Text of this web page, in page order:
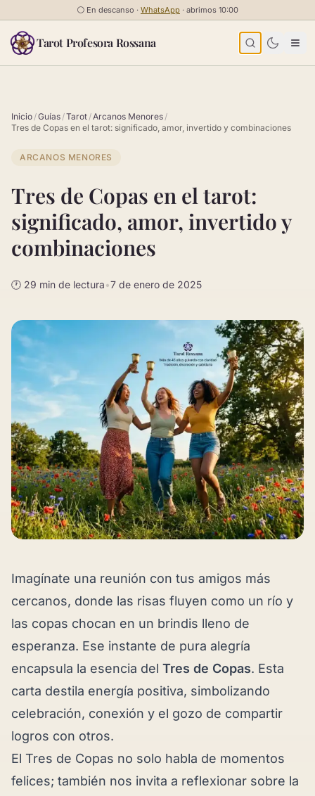
Saltar al contenido
⚪ En descanso · WhatsApp · abrimos 10:00
Tarot Profesora Rossana
Inicio /Guías /Tarot /Arcanos Menores /
Tres de Copas en el tarot: significado, amor, invertido y combinaciones
ARCANOS MENORES
Tres de Copas en el tarot:
significado, amor, invertido y
combinaciones
🕐 29 min de lectura•7 de enero de 2025
Imagínate una reunión con tus amigos más
cercanos, donde las risas fluyen como un río y
las copas chocan en un brindis lleno de
esperanza. Ese instante de pura alegría
encapsula la esencia del Tres de Copas. Esta
carta destila energía positiva, simbolizando
celebración, conexión y el gozo de compartir
logros con otros.
El Tres de Copas no solo habla de momentos
felices; también nos invita a reflexionar sobre la